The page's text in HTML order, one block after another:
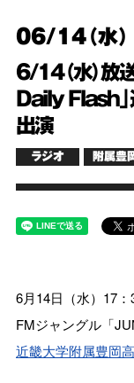
06/14（水）
6/14（水）放
Daily Flash
出演
ラジオ 附属豊
6月14日（水）17
FMジャングル「
近畿大学附属豊岡